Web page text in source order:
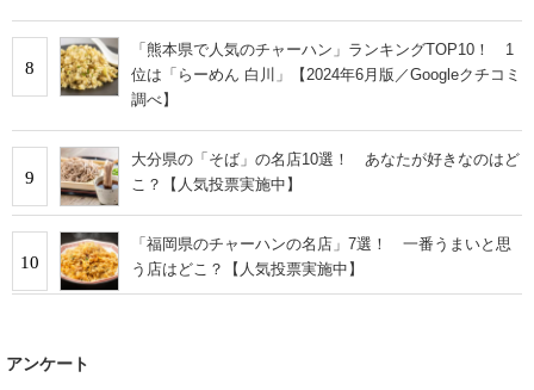
8
「熊本県で人気のチャーハン」ランキングTOP10！ 1
位は「らーめん 白川」【2024年6月版／Googleクチコミ
調べ】
9
大分県の「そば」の名店10選！ あなたが好きなのはど
こ？【人気投票実施中】
10
「福岡県のチャーハンの名店」7選！ 一番うまいと思
う店はどこ？【人気投票実施中】
アンケート